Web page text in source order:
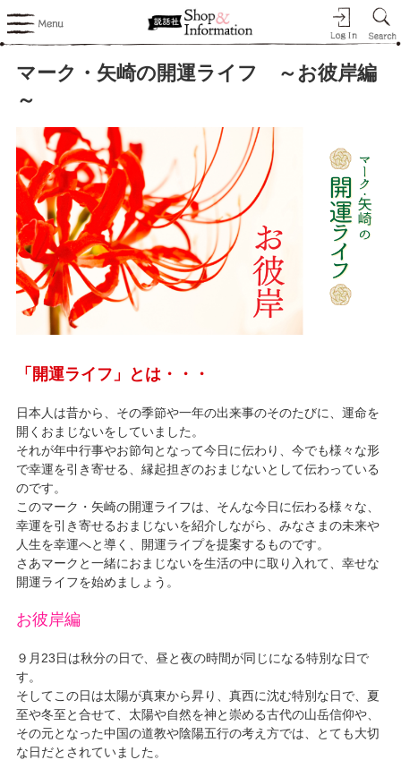
マーク・矢崎の開運ライフ ～お彼岸編
～
「開運ライフ」とは・・・
日本人は昔から、その季節や一年の出来事のそのたびに、運命を
開くおまじないをしていました。
それが年中行事やお節句となって今日に伝わり、今でも様々な形
で幸運を引き寄せる、縁起担ぎのおまじないとして伝わっている
のです。
このマーク・矢崎の開運ライフは、そんな今日に伝わる様々な、
幸運を引き寄せるおまじないを紹介しながら、みなさまの未来や
人生を幸運へと導く、開運ライプを提案するものです。
さあマークと一緒におまじないを生活の中に取り入れて、幸せな
開運ライフを始めましょう。
お彼岸編
９月23日は秋分の日で、昼と夜の時間が同じになる特別な日で
す。
そしてこの日は太陽が真東から昇り、真西に沈む特別な日で、夏
至や冬至と合せて、太陽や自然を神と崇める古代の山岳信仰や、
その元となった中国の道教や陰陽五行の考え方では、とても大切
な日だとされていました。